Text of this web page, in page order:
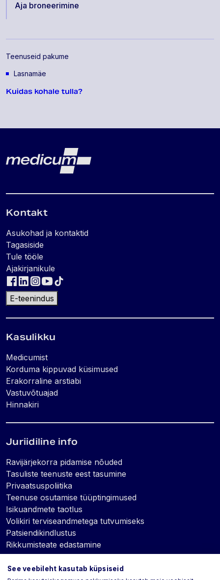
Aja broneerimine
Teenuseid pakume
Lasnamäe
Kuidas kohale tulla?
Lehe jalus
Kontakt
Asukohad ja kontaktid
Tagasiside
Tule tööle
Ajakirjanikule
E-teenindus
Kasulikku
Medicumist
Korduma kippuvad küsimused
Erakorraline arstiabi
Vastuvõtuajad
Hinnakiri
Juriidiline info
Ravijärjekorra pidamise nõuded
Tasuliste teenuste eest tasumine
Privaatsuspoliitika
Teenuse osutamise tüüptingimused
Isikuandmete taotlus
Volikiri terviseandmetega tutvumiseks
Patsiendikindlustus
Rikkumisteate edastamine
See veebileht kasutab küpsiseid